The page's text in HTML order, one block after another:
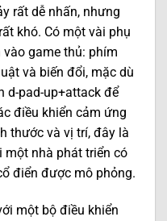
rất dễ nhấn, nhưng
khó. Có một vài phụ
game thủ: phím
và biến đổi, mặc dù
d-pad-up+attack để
điều khiển cảm ứng
thước và vị trí, đây là
nhà phát triển có
điển được mô phỏng.
một bộ điều khiển